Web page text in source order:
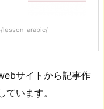
lesson-arabic/
サイトから記事作
います。